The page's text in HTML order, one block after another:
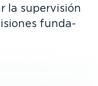
la supervisión
funda­